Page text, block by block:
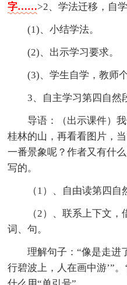
字……>2、学法迁移，自
(1)、小结学法。
(2)、出示学习要求。
(3)、学生自学，教师
3、自主学习第四自然
导语：（出示课件）
桂林的山，再看看图片，
一番景象呢？作者又有什
写的。
（1）、自由读第四自
（2）、联系上下文
词、句。
理解句子：“像是走进
行碧波上，人在画中游’”